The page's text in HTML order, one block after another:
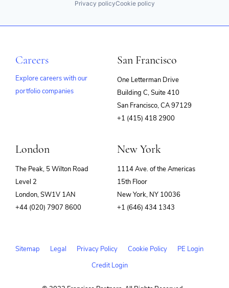
Privacy policyCookie policy
Careers
Explore careers with our
portfolio companies
San Francisco
One Letterman Drive
Building C, Suite 410
San Francisco, CA 97129
+1 (415) 418 2900
London
The Peak, 5 Wilton Road
Level 2
London, SW1V 1AN
+44 (020) 7907 8600
New York
1114 Ave. of the Americas
15th Floor
New York, NY 10036
+1 (646) 434 1343
Sitemap Legal Privacy Policy Cookie Policy
PE Login
Credit Login